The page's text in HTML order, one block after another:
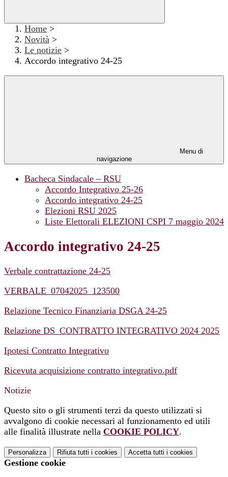
Home >
Novità >
Le notizie >
Accordo integrativo 24-25
Menu di
navigazione
Bacheca Sindacale – RSU
Accordo Integrativo 25-26
Accordo integrativo 24-25
Elezioni RSU 2025
Liste Elettorali ELEZIONI CSPI 7 maggio 2024
Accordo integrativo 24-25
Verbale contrattazione 24-25
VERBALE_07042025_123500
Relazione Tecnico Finanziaria DSGA 24-25
Relazione DS_CONTRATTO INTEGRATIVO 2024 2025
Ipotesi Contratto Integrativo
Ricevuta acquisizione contratto integrativo.pdf
Notizie
Questo sito o gli strumenti terzi da questo utilizzati si
avvalgono di cookie necessari al funzionamento ed utili
alle finalità illustrate nella COOKIE POLICY.
Personalizza Rifiuta tutti i cookies Accetta tutti i cookies
Gestione cookie